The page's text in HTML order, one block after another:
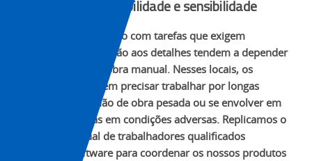
Reprodução de habilidade e sensibilidade
Os locais de produção com tarefas que exigem
flexibilidade e atenção aos detalhes tendem a depender
muito da mão de obra manual. Nesses locais, os
funcionários podem precisar trabalhar por longas
horas, realizar mão de obra pesada ou se envolver em
tarefas perigosas em condições adversas. Replicamos o
trabalho manual de trabalhadores qualificados
utilizando software para coordenar os nossos produtos